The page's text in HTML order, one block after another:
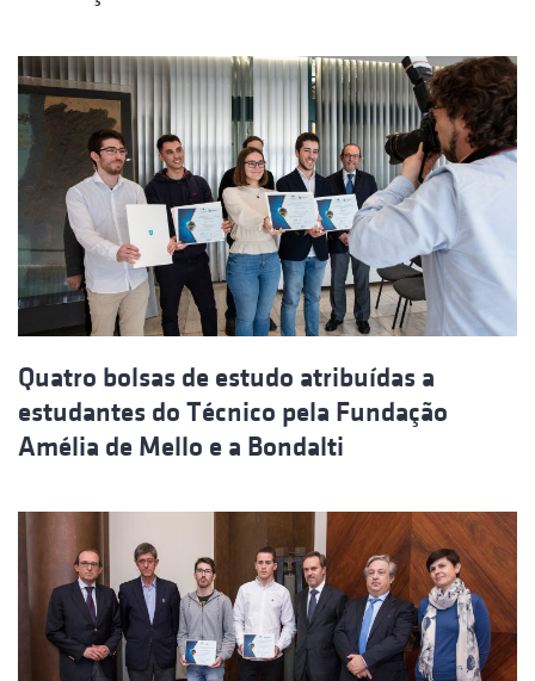
Quatro bolsas de estudo atribuídas a
estudantes do Técnico pela Fundação
Amélia de Mello e a Bondalti